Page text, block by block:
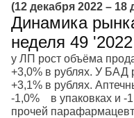
(12 декабря 2022 – 18
Динамика
неделя 49 '2022
у ЛП рост объёма
+3,0% в рублях. У БАД
+3,1% в рублях.
-1,0% в упаковках и -
прочей